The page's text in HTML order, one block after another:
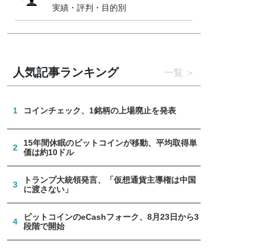
実績・評判・目的別
人気記事ランキング 一覧
1 コインチェック、1銘柄の上場廃止を発表
2
15年間休眠のビットコインが移動、平均取得単
価は約10ドル
3
トランプ大統領発言、「仮想通貨主導権は中国
に渡さない」
4
ビットコインのeCashフォーク、8月23日から3
段階で開始